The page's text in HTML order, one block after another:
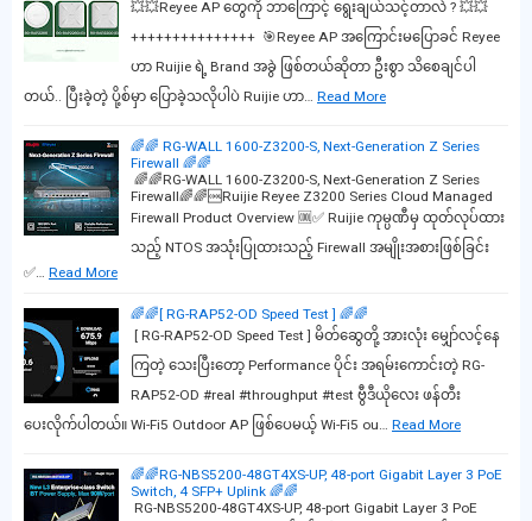
💥💥Reyee AP တွေကို ဘာကြောင့် ရွေးချယ်သင့်တာလဲ ? 💥💥
+++++++++++++++ 🎯Reyee AP အကြောင်းမပြောခင် Reyee
ဟာ Ruijie ရဲ့ Brand အခွဲ ဖြစ်တယ်ဆိုတာ ဦးစွာ သိစေချင်ပါ
တယ်.. ပြီးခဲ့တဲ့ ပို့စ်မှာ ပြောခဲ့သလိုပါပဲ Ruijie ဟာ…
Read More
🌈🌈 RG-WALL 1600-Z3200-S, Next-Generation Z Series
Firewall 🌈🌈
🌈🌈RG-WALL 1600-Z3200-S, Next-Generation Z Series
Firewall🌈🌈🆒Ruijie Reyee Z3200 Series Cloud Managed
Firewall Product Overview 🆒✅ Ruijie ကုမ္ပဏီမှ ထုတ်လုပ်ထား
သည့် NTOS အသုံးပြုထားသည့် Firewall အမျိုးအစားဖြစ်ခြင်း
✅…
Read More
🌈🌈[ RG-RAP52-OD Speed Test ] 🌈🌈
[ RG-RAP52-OD Speed Test ] မိတ်ဆွေတို့ အားလုံး မျှော်လင့်နေ
ကြတဲ့ သေးပြီးတော့ Performance ပိုင်း အရမ်းကောင်းတဲ့ RG-
RAP52-OD #real #throughput #test ဗွီဒီယိုလေး ဖန်တီး
ပေးလိုက်ပါတယ်။ Wi-Fi5 Outdoor AP ဖြစ်ပေမယ့် Wi-Fi5 ou…
Read More
🌈🌈RG-NBS5200-48GT4XS-UP, 48-port Gigabit Layer 3 PoE
Switch, 4 SFP+ Uplink 🌈🌈
RG-NBS5200-48GT4XS-UP, 48-port Gigabit Layer 3 PoE